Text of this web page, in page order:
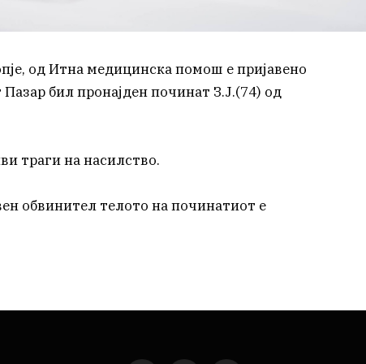
од Итна медицинска помош е пријавено
бил пронајден починат З.Ј.(74) од
траги на насилство.
обвинител телото на починатиот е